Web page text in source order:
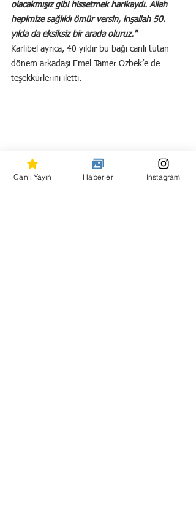
olacakmışız gibi hissetmek harikaydı. Allah
hepimize sağlıklı ömür versin, inşallah 50.
yılda da eksiksiz bir arada oluruz."
Karlıbel ayrıca, 40 yıldır bu bağı canlı tutan
dönem arkadaşı Emel Tamer Özbek’e de
teşekkürlerini iletti.
Canlı Yayın Haberler Instagram